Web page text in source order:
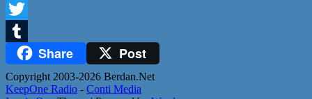
Facebook
Twitter
Tumblr Share Post
Copyright 2003-2026 Berdan.Net
KeepOne Radio - Conti Media